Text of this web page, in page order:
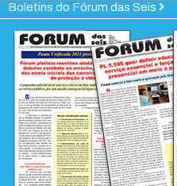
Boletins do Fórum das Seis